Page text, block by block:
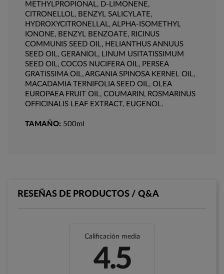
METHYLPROPIONAL, D-LIMONENE,
CITRONELLOL, BENZYL SALICYLATE,
HYDROXYCITRONELLAL, ALPHA-ISOMETHYL
IONONE, BENZYL BENZOATE, RICINUS
COMMUNIS SEED OIL, HELIANTHUS ANNUUS
SEED OIL, GERANIOL, LINUM USITATISSIMUM
SEED OIL, COCOS NUCIFERA OIL, PERSEA
GRATISSIMA OIL, ARGANIA SPINOSA KERNEL OIL,
MACADAMIA TERNIFOLIA SEED OIL, OLEA
EUROPAEA FRUIT OIL, COUMARIN, ROSMARINUS
OFFICINALIS LEAF EXTRACT, EUGENOL.
TAMAÑO: 500ml
RESEÑAS DE PRODUCTOS / Q&A
Calificación media
4.5